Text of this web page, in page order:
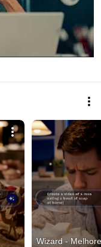
Wizard - Melhore